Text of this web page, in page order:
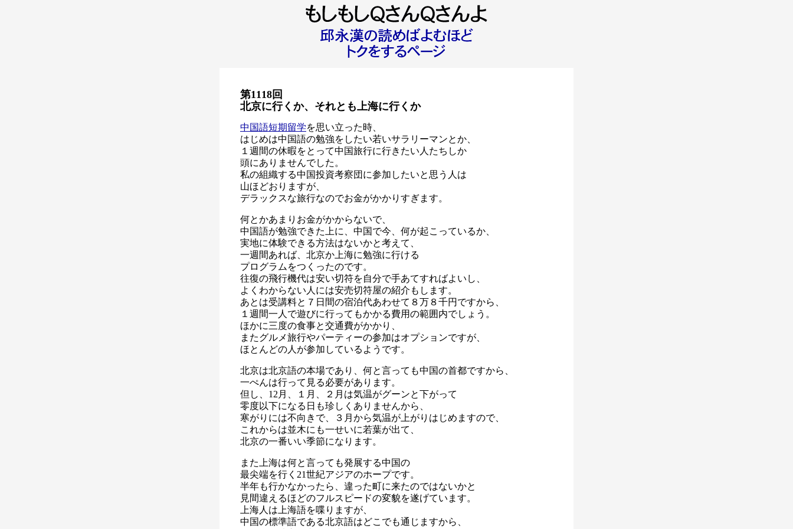
第1118回
北京に行くか、それとも上海に行くか
中国語短期留学を思い立った時、
はじめは中国語の勉強をしたい若いサラリーマンとか、
１週間の休暇をとって中国旅行に行きたい人たちしか
頭にありませんでした。
私の組織する中国投資考察団に参加したいと思う人は
山ほどおりますが、
デラックスな旅行なのでお金がかかりすぎます。
何とかあまりお金がかからないで、
中国語が勉強できた上に、中国で今、何が起こっているか、
実地に体験できる方法はないかと考えて、
一週間あれば、北京か上海に勉強に行ける
プログラムをつくったのです。
往復の飛行機代は安い切符を自分で手あてすればよいし、
よくわからない人には安売切符屋の紹介もします。
あとは受講料と７日間の宿泊代あわせて８万８千円ですから、
１週間一人で遊びに行ってもかかる費用の範囲内でしょう。
ほかに三度の食事と交通費がかかり、
またグルメ旅行やパーティーの参加はオプションですが、
ほとんどの人が参加しているようです。
北京は北京語の本場であり、何と言っても中国の首都ですから、
一ぺんは行って見る必要があります。
但し、12月、１月、２月は気温がグーンと下がって
零度以下になる日も珍しくありませんから、
寒がりには不向きで、３月から気温が上がりはじめますので、
これからは並木にも一せいに若葉が出て、
北京の一番いい季節になります。
また上海は何と言っても発展する中国の
最尖端を行く21世紀アジアのホープです。
半年も行かなかったら、違った町に来たのではないかと
見間違えるほどのフルスピードの変貌を遂げています。
上海人は上海語を喋りますが、
中国の標準語である北京語はどこでも通じますから、